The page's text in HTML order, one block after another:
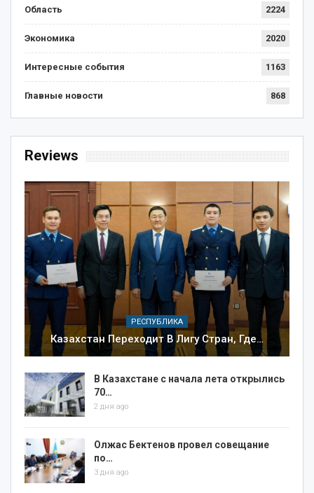
Область 2224
Экономика 2020
Интересные события 1163
Главные новости 868
Reviews
РЕСПУБЛИКА
Казахстан Переходит В Лигу Стран, Где…
В Казахстане с начала лета открылись
70…
2 дня ago
Олжас Бектенов провел совещание
по…
3 дня ago